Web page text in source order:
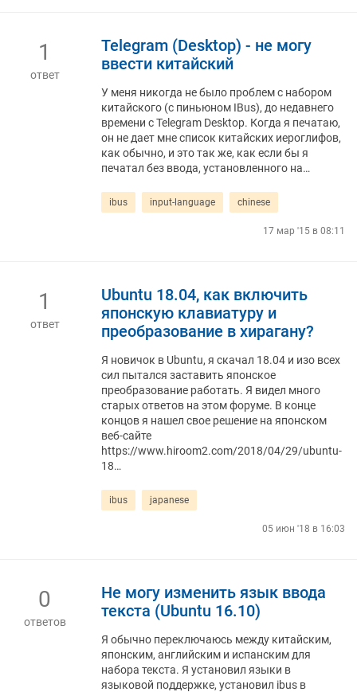
1
ответ
Telegram (Desktop) - не могу
ввести китайский
У меня никогда не было проблем с набором
китайского (с пиньюном IBus), до недавнего
времени с Telegram Desktop. Когда я печатаю,
он не дает мне список китайских иероглифов,
как обычно, и это так же, как если бы я
печатал без ввода, установленного на…
ibus input-language chinese
17 мар '15 в 08:11
1
ответ
Ubuntu 18.04, как включить
японскую клавиатуру и
преобразование в хирагану?
Я новичок в Ubuntu, я скачал 18.04 и изо всех
сил пытался заставить японское
преобразование работать. Я видел много
старых ответов на этом форуме. В конце
концов я нашел свое решение на японском
веб-сайте
https://www.hiroom2.com/2018/04/29/ubuntu-
18…
ibus japanese
05 июн '18 в 16:03
0
ответов
Не могу изменить язык ввода
текста (Ubuntu 16.10)
Я обычно переключаюсь между китайским,
японским, английским и испанским для
набора текста. Я установил языки в
языковой поддержке, установил ibus в